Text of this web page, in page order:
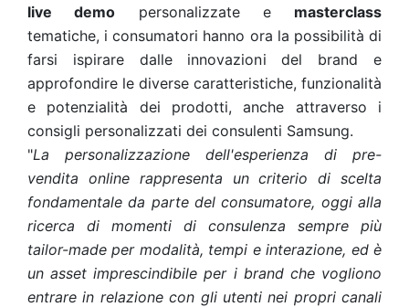
live demo personalizzate e masterclass
tematiche, i consumatori hanno ora la possibilità di
farsi ispirare dalle innovazioni del brand e
approfondire le diverse caratteristiche, funzionalità
e potenzialità dei prodotti, anche attraverso i
consigli personalizzati dei consulenti Samsung.
"La personalizzazione dell'esperienza di pre-
vendita online rappresenta un criterio di scelta
fondamentale da parte del consumatore, oggi alla
ricerca di momenti di consulenza sempre più
tailor-made per modalità, tempi e interazione, ed è
un asset imprescindibile per i brand che vogliono
entrare in relazione con gli utenti nei propri canali